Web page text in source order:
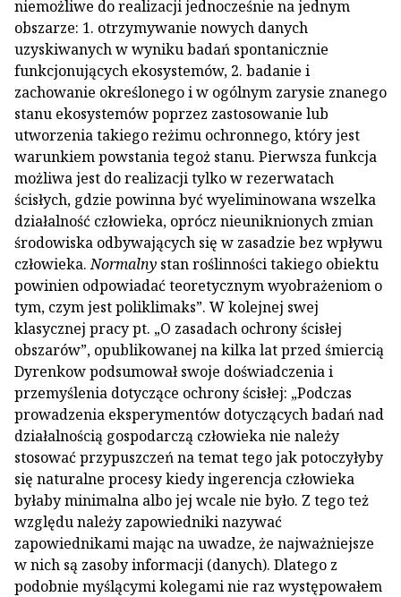
niemożliwe do realizacji jednocześnie na jednym
obszarze: 1. otrzymywanie nowych danych
uzyskiwanych w wyniku badań spontanicznie
funkcjonujących ekosystemów, 2. badanie i
zachowanie określonego i w ogólnym zarysie znanego
stanu ekosystemów poprzez zastosowanie lub
utworzenia takiego reżimu ochronnego, który jest
warunkiem powstania tegoż stanu. Pierwsza funkcja
możliwa jest do realizacji tylko w rezerwatach
ścisłych, gdzie powinna być wyeliminowana wszelka
działalność człowieka, oprócz nieuniknionych zmian
środowiska odbywających się w zasadzie bez wpływu
człowieka.Normalny stan roślinności takiego obiektu
powinien odpowiadać teoretycznym wyobrażeniom o
tym, czym jest poliklimaks”. W kolejnej swej
klasycznej pracy pt. „O zasadach ochrony ścisłej
obszarów”, opublikowanej na kilka lat przed śmiercią
Dyrenkow podsumował swoje doświadczenia i
przemyślenia dotyczące ochrony ścisłej: „Podczas
prowadzenia eksperymentów dotyczących badań nad
działalnością gospodarczą człowieka nie należy
stosować przypuszczeń na temat tego jak potoczyłyby
się naturalne procesy kiedy ingerencja człowieka
byłaby minimalna albo jej wcale nie było. Z tego też
względu należy zapowiedniki nazywać
zapowiednikami mając na uwadze, że najważniejsze
w nich są zasoby informacji (danych). Dlatego z
podobnie myślącymi kolegami nie raz występowałem